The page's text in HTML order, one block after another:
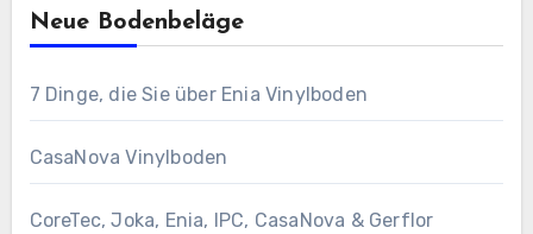
Neue Bodenbeläge
7 Dinge, die Sie über Enia Vinylboden
CasaNova Vinylboden
CoreTec, Joka, Enia, IPC, CasaNova & Gerflor